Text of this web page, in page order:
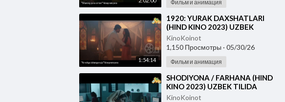
Фильм и анимация
1:54:14
⁣1920: YURAK DAXSHATLARI
(HIND KINO 2023) UZBEK
TILIDA
KinoKoinot
1,150 Просмотры · 05/30/26
Фильм и анимация
⁣SHODIYONA / FARHANA (HIND
KINO 2023) UZBEK TILIDA
KinoKoinot